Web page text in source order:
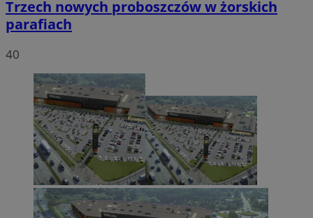
Trzech nowych proboszczów w żorskich
parafiach
40